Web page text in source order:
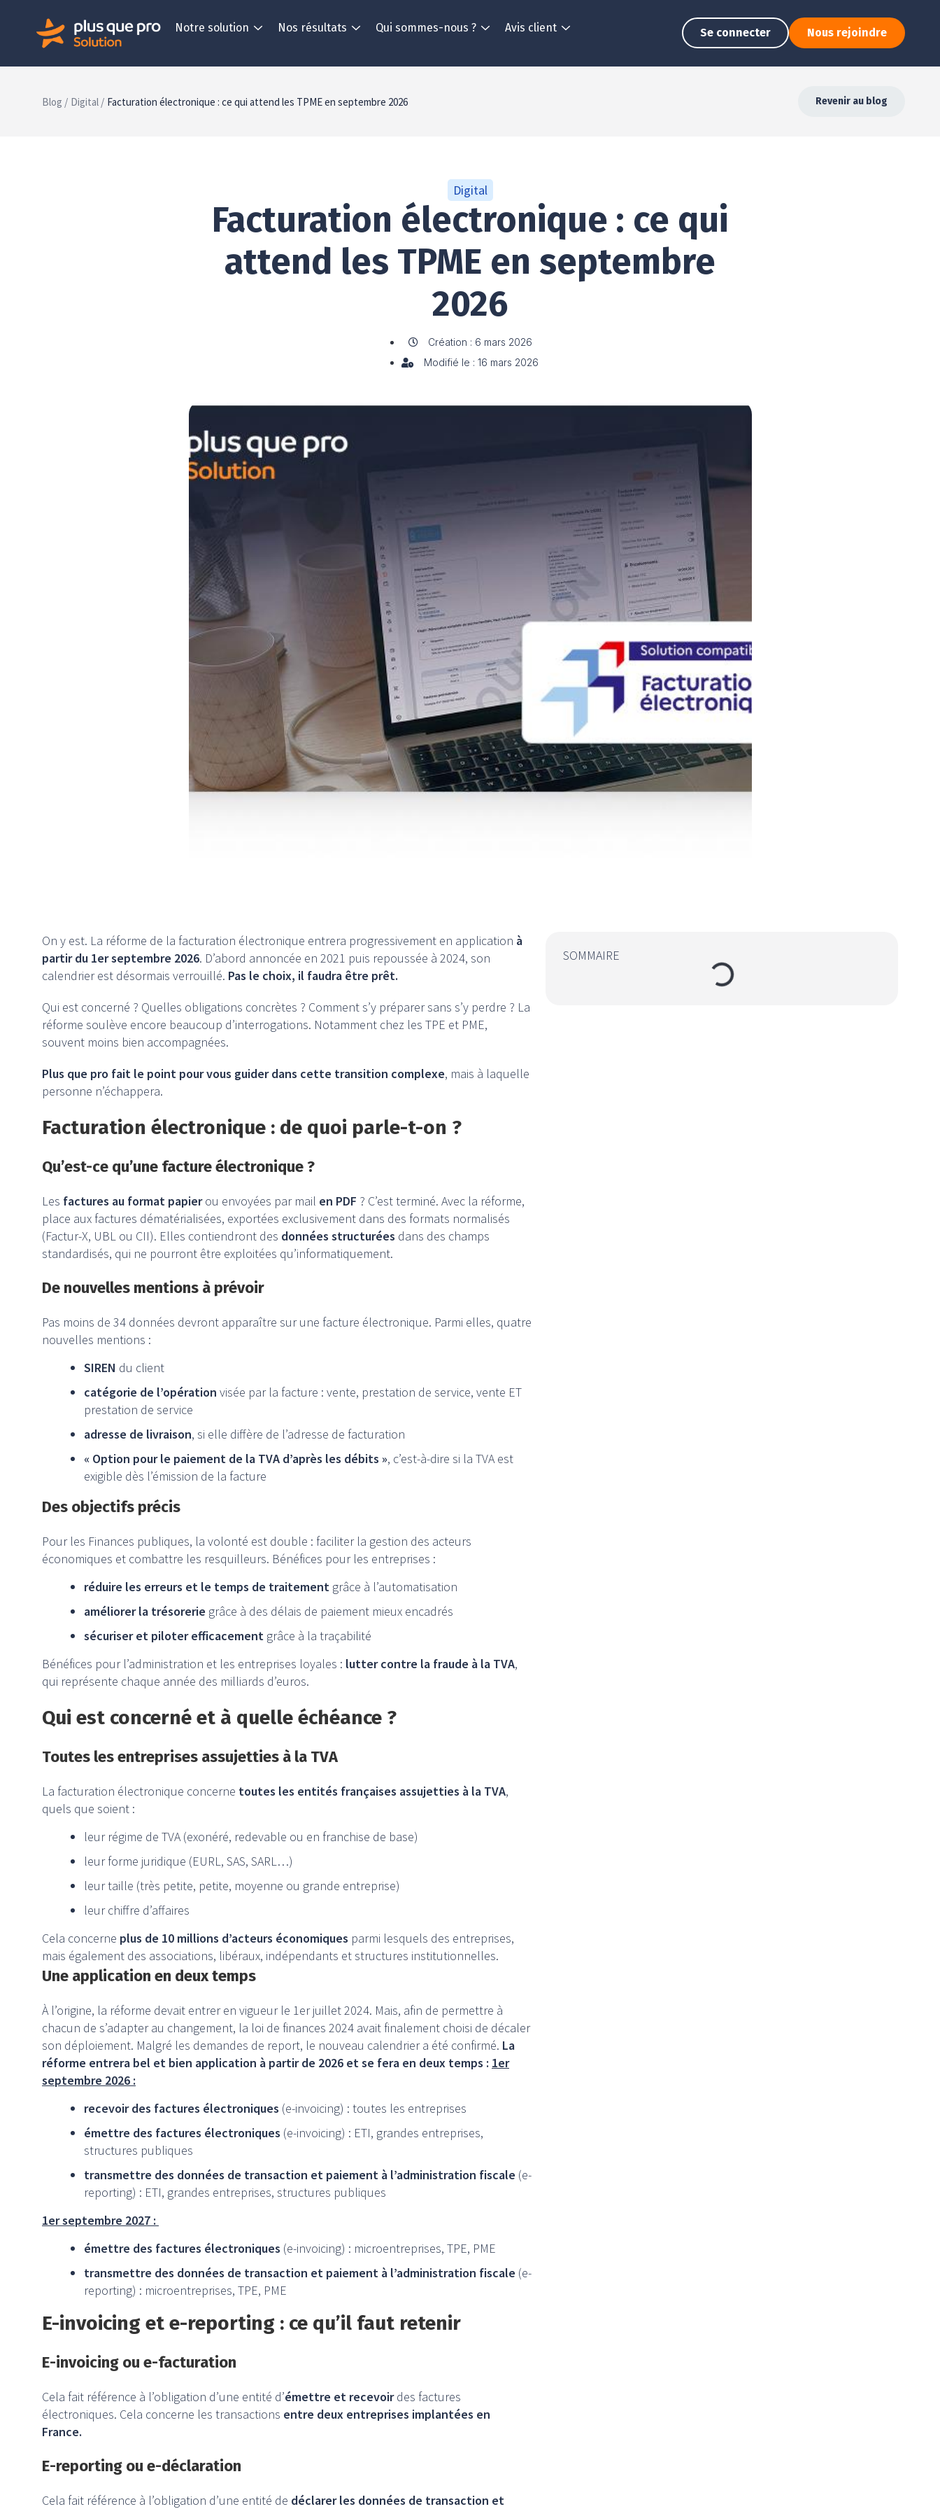
Notre solution Nos résultats Qui sommes-nous ? Avis client Se connecter Nous rejoindre
Blog / Digital / Facturation électronique : ce qui attend les TPME en septembre 2026 Revenir au blog
Digital
Facturation électronique : ce qui
attend les TPME en septembre
2026
Création : 6 mars 2026
Modifié le : 16 mars 2026
On y est. La réforme de la facturation électronique entrera progressivement en application à
partir du 1er septembre 2026. D’abord annoncée en 2021 puis repoussée à 2024, son
calendrier est désormais verrouillé. Pas le choix, il faudra être prêt.
Qui est concerné ? Quelles obligations concrètes ? Comment s’y préparer sans s’y perdre ? La
réforme soulève encore beaucoup d’interrogations. Notamment chez les TPE et PME,
souvent moins bien accompagnées.
Plus que pro fait le point pour vous guider dans cette transition complexe, mais à laquelle
personne n’échappera.
Facturation électronique : de quoi parle-t-on ?
Qu’est-ce qu’une facture électronique ?
Les factures au format papierou envoyées par mail en PDF ? C’est terminé. Avec la réforme,
place aux factures dématérialisées, exportées exclusivement dans des formats normalisés
(Factur-X, UBL ou CII). Elles contiendront des données structurées dans des champs
standardisés, qui ne pourront être exploitées qu’informatiquement.
De nouvelles mentions à prévoir
Pas moins de 34 données devront apparaître sur une facture électronique. Parmi elles, quatre
nouvelles mentions :
SIREN du client
catégorie de l’opération visée par la facture : vente, prestation de service, vente ET
prestation de service
adresse de livraison, si elle diffère de l’adresse de facturation
« Option pour le paiement de la TVA d’après les débits », c’est-à-dire si la TVA est
exigible dès l’émission de la facture
Des objectifs précis
Pour les Finances publiques, la volonté est double : faciliter la gestion des acteurs
économiques et combattre les resquilleurs. Bénéfices pour les entreprises :
réduire les erreurs et le temps de traitement grâce à l’automatisation
améliorer la trésorerie grâce à des délais de paiement mieux encadrés
sécuriser et piloter efficacement grâce à la traçabilité
Bénéfices pour l’administration et les entreprises loyales : lutter contre la fraude à la TVA,
qui représente chaque année des milliards d’euros.
Qui est concerné et à quelle échéance ?
Toutes les entreprises assujetties à la TVA
La facturation électronique concerne toutes les entités françaises assujetties à la TVA,
quels que soient :
leur régime de TVA (exonéré, redevable ou en franchise de base)
leur forme juridique (EURL, SAS, SARL…)
leur taille (très petite, petite, moyenne ou grande entreprise)
leur chiffre d’affaires
Cela concerne plus de 10 millions d’acteurs économiques parmi lesquels des entreprises,
mais également des associations, libéraux, indépendants et structures institutionnelles.
Une application en deux temps
À l’origine, la réforme devait entrer en vigueur le 1er juillet 2024. Mais, afin de permettre à
chacun de s’adapter au changement, la loi de finances 2024 avait finalement choisi de décaler
son déploiement. Malgré les demandes de report, le nouveau calendrier a été confirmé. La
réforme entrera bel et bien application à partir de 2026 et se fera en deux temps : 1er
septembre 2026 :
recevoir des factures électroniques (e-invoicing) : toutes les entreprises
émettre des factures électroniques (e-invoicing) : ETI, grandes entreprises,
structures publiques
transmettre des données de transaction et paiement à l’administration fiscale (e-
reporting) : ETI, grandes entreprises, structures publiques
1er septembre 2027 :
émettre des factures électroniques (e-invoicing) : microentreprises, TPE, PME
transmettre des données de transaction et paiement à l’administration fiscale (e-
reporting) : microentreprises, TPE, PME
E-invoicing et e-reporting : ce qu’il faut retenir
E-invoicing ou e-facturation
Cela fait référence à l’obligation d’une entité d’émettre et recevoirdes factures
électroniques. Cela concerne les transactions entre deux entreprises implantées en
France.
E-reporting ou e-déclaration
Cela fait référence à l’obligation d’une entité de déclarer les données de transaction et
SOMMAIRE